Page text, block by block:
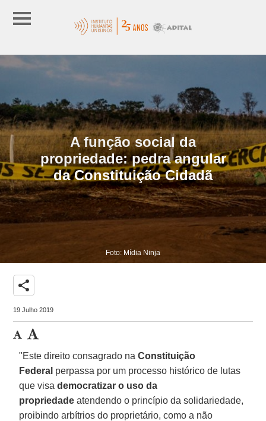
A função social da
propriedade: pedra angular
da Constituição Cidadã
Foto: Mídia Ninja
share
19 Julho 2019
"Este direito consagrado naConstituição
Federal perpassa por um processo histórico de lutas
que visademocratizar o uso da
propriedade atendendo o princípio da solidariedade,
proibindo arbítrios do proprietário, como a não